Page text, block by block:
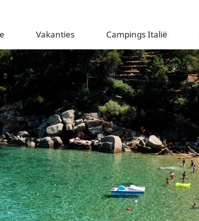
Vakanties Campings Italië